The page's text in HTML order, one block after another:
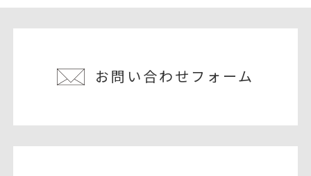
お問い合わせフォーム